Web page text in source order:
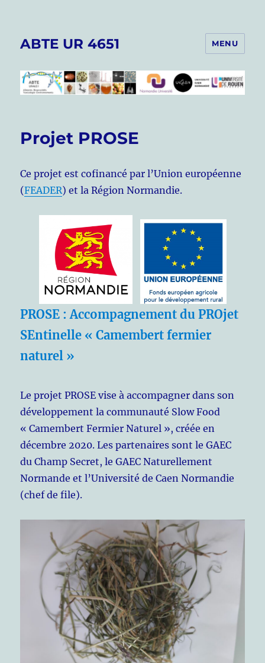
ABTE UR 4651 MENU
Projet PROSE
Ce projet est cofinancé par l’Union européenne
(FEADER) et la Région Normandie.
PROSE : Accompagnement du PROjet
SEntinelle « Camembert fermier
naturel »
Le projet PROSE vise à accompagner dans son
développement la communauté Slow Food
« Camembert Fermier Naturel », créée en
décembre 2020. Les partenaires sont le GAEC
du Champ Secret, le GAEC Naturellement
Normande et l’Université de Caen Normandie
(chef de file).